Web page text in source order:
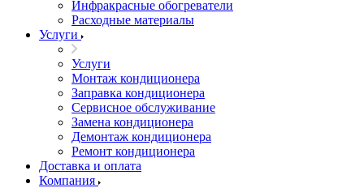
Инфракрасные обогреватели
Расходные материалы
Услуги
Услуги
Монтаж кондиционера
Заправка кондиционера
Сервисное обслуживание
Замена кондиционера
Демонтаж кондиционера
Ремонт кондиционера
Доставка и оплата
Компания